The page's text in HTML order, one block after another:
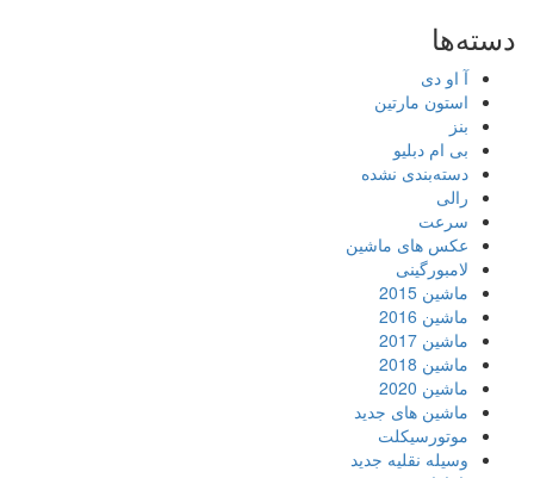
دسته‌ها
آ او دی
استون مارتین
بنز
بی ام دبلیو
دسته‌بندی نشده
رالی
سرعت
عکس های ماشین
لامبورگینی
ماشین 2015
ماشین 2016
ماشین 2017
ماشین 2018
ماشین 2020
ماشین های جدید
موتورسیکلت
وسیله نقلیه جدید